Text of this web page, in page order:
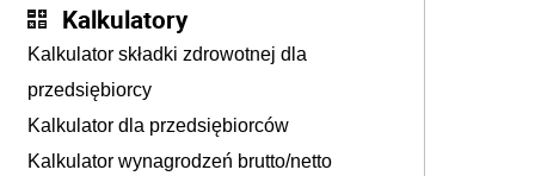
Kalkulatory
Kalkulator składki zdrowotnej dla
przedsiębiorcy
Kalkulator dla przedsiębiorców
Kalkulator wynagrodzeń brutto/netto